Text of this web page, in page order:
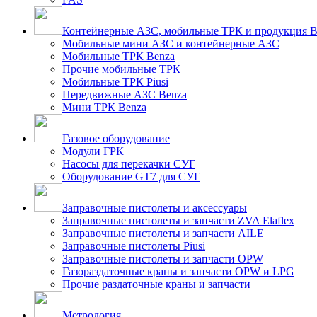
Контейнерные АЗС, мобильные ТРК и продукция
Мобильные мини АЗС и контейнерные АЗС
Мобильные ТРК Benza
Прочие мобильные ТРК
Мобильные ТРК Piusi
Передвижные АЗС Benza
Мини ТРК Benza
Газовое оборудование
Модули ГРК
Насосы для перекачки СУГ
Оборудование GT7 для СУГ
Заправочные пистолеты и аксессуары
Заправочные пистолеты и запчасти ZVA Elaflex
Заправочные пистолеты и запчасти AILE
Заправочные пистолеты Piusi
Заправочные пистолеты и запчасти OPW
Газораздаточные краны и запчасти OPW и LPG
Прочие раздаточные краны и запчасти